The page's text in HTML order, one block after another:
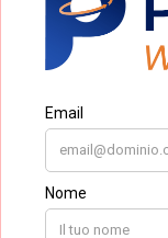
Utilizzare la
vantaggi per
primo
di controllare
social. Questo
risparmio di
passare da
contenuti o